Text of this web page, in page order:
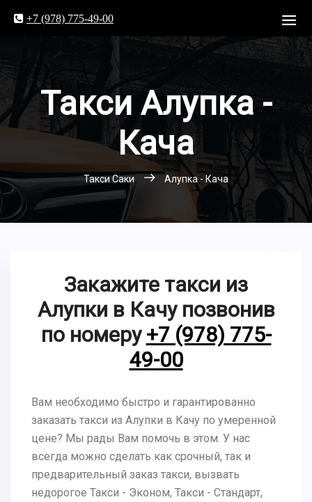
+7 (978) 775-49-00
Такси Алупка -
Кача
Такси Саки Алупка - Кача
Закажите такси из
Алупки в Качу позвонив
по номеру +7 (978) 775-
49-00
Вам необходимо быстро и гарантированно
заказать такси из Алупки в Качу по умеренной
цене? Мы рады Вам помочь в этом. У нас
всегда можно сделать как срочный, так и
предварительный заказ такси, вызвать
недорогое Такси - Эконом, Такси - Стандарт,